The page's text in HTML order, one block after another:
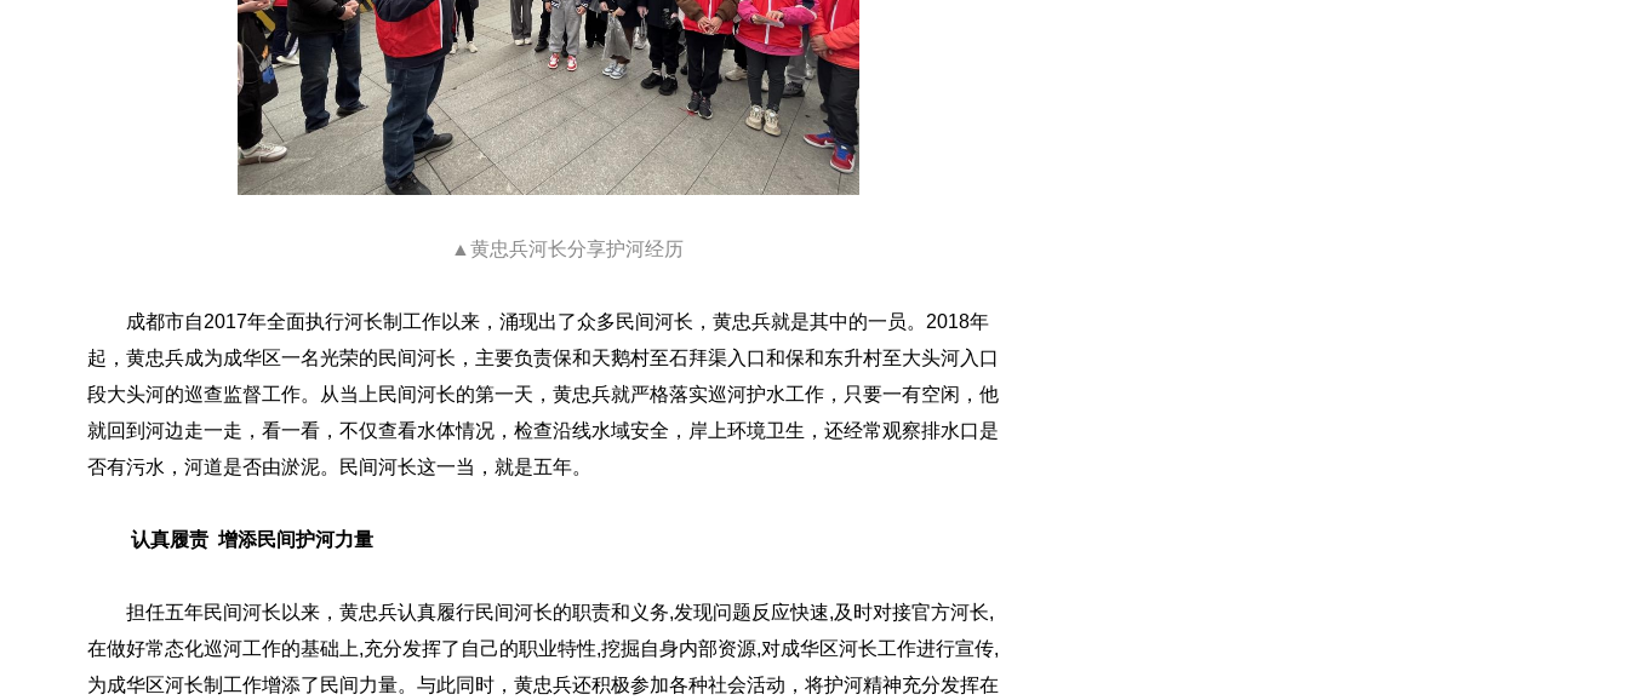
▲黄忠兵河长分享护河经历
成都市自2017年全面执行河长制工作以来，涌现出了众多民间河长，黄忠兵就是其中的一员。2018年
起，黄忠兵成为成华区一名光荣的民间河长，主要负责保和天鹅村至石拜渠入口和保和东升村至大头河入口
段大头河的巡查监督工作。从当上民间河长的第一天，黄忠兵就严格落实巡河护水工作，只要一有空闲，他
就回到河边走一走，看一看，不仅查看水体情况，检查沿线水域安全，岸上环境卫生，还经常观察排水口是
否有污水，河道是否由淤泥。民间河长这一当，就是五年。
认真履责 增添民间护河力量
担任五年民间河长以来，黄忠兵认真履行民间河长的职责和义务,发现问题反应快速,及时对接官方河长,
在做好常态化巡河工作的基础上,充分发挥了自己的职业特性,挖掘自身内部资源,对成华区河长工作进行宣传,
为成华区河长制工作增添了民间力量。与此同时，黄忠兵还积极参加各种社会活动，将护河精神充分发挥在